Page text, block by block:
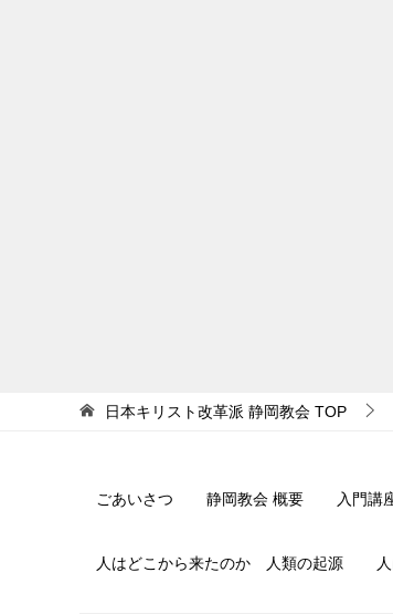
日本キリスト改革派 静岡教会 TOP
ごあいさつ 静岡教会 概要 入門講
人はどこから来たのか 人類の起源